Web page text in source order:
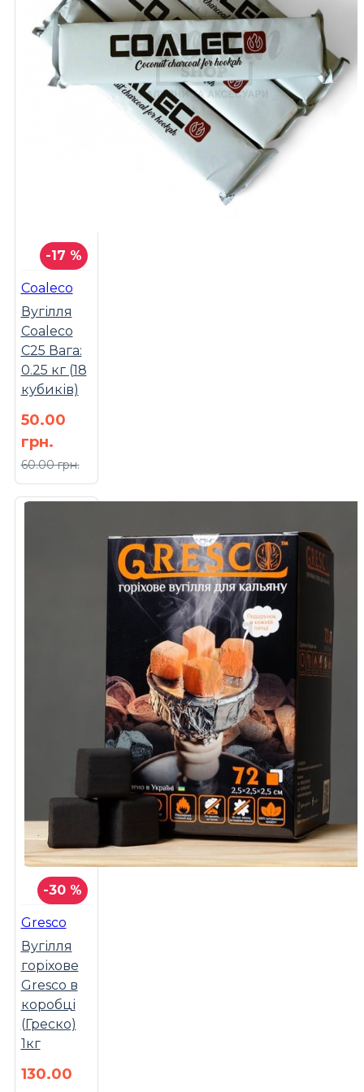
-17 %
Coaleco
Вугілля
Coaleco
C25 Вага:
0.25 кг (18
кубиків)
50.00
грн.
60.00 грн.
-30 %
Gresco
Вугілля
горіхове
Gresco в
коробці
(Греско)
1кг
130.00